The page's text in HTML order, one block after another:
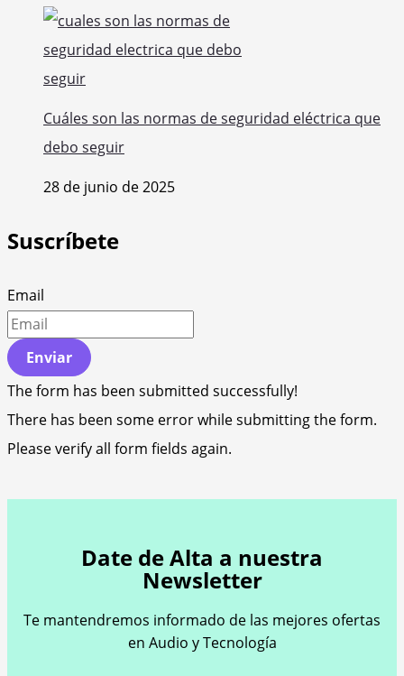
Cuáles son las normas de seguridad eléctrica que
debo seguir
28 de junio de 2025
Suscríbete
Email
Enviar
The form has been submitted successfully!
There has been some error while submitting the form.
Please verify all form fields again.
Date de Alta a nuestra
Newsletter
Te mantendremos informado de las mejores ofertas
en Audio y Tecnología